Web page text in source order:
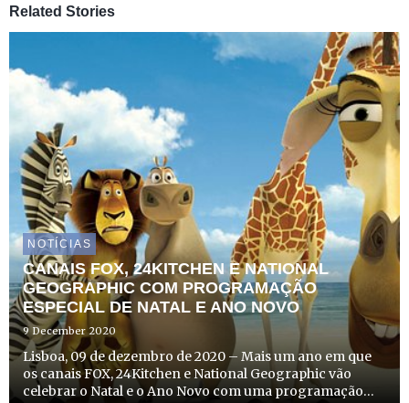
Related Stories
NOTÍCIAS
CANAIS FOX, 24KITCHEN E NATIONAL
GEOGRAPHIC COM PROGRAMAÇÃO
ESPECIAL DE NATAL E ANO NOVO
9 December 2020
Lisboa, 09 de dezembro de 2020 – Mais um ano em que
os canais FOX, 24Kitchen e National Geographic vão
celebrar o Natal e o Ano Novo com uma programação